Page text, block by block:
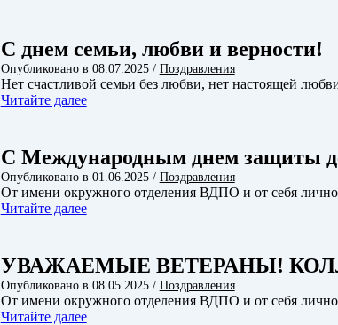
С днем семьи, любви и верности!
Опубликовано в 08.07.2025/ Поздравления
Нет счастливой семьи без любви, нет настоящей
Читайте далее
С Международным днем защиты
Опубликовано в 01.06.2025/ Поздравления
От имени окружного отделения ВДПО и от себя
Читайте далее
УВАЖАЕМЫЕ ВЕТЕРАНЫ!
Опубликовано в 08.05.2025/ Поздравления
От имени окружного отделения ВДПО и от себя
Читайте далее